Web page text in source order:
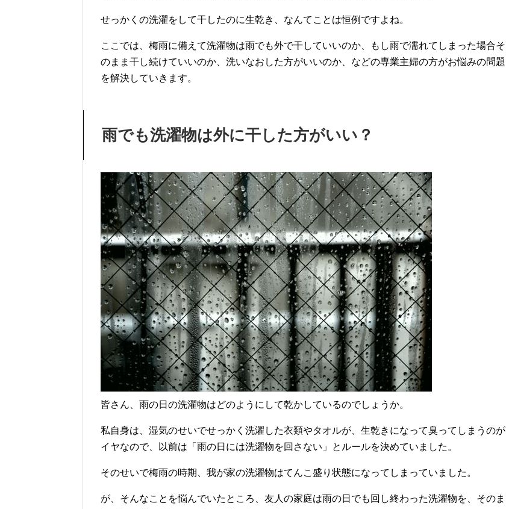
せっかくの洗濯をして干したのに生乾き、なんてことは恒例ですよね。
ここでは、梅雨に備えて洗濯物は雨でも外で干していいのか、もし雨で濡れてしまった場合そ
のまま干し続けていいのか、洗いなおした方がいいのか、などの専業主婦の方がお悩みの問題
を解決していきます。
雨でも洗濯物は外に干した方がいい？
皆さん、雨の日の洗濯物はどのようにして乾かしているのでしょうか。
私自身は、湿気のせいでせっかく洗濯した衣類やタオルが、生乾きになって臭ってしまうのが
イヤなので、以前は「雨の日には洗濯物を回さない」とルールを決めていました。
そのせいで梅雨の時期、我が家の洗濯物はてんこ盛り状態になってしまっていました。
が、そんなことを悩んでいたところ、友人の家庭は雨の日でも回し終わった洗濯物を、そのま